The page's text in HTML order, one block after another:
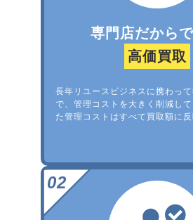
専門店だから
高価買取
長年リユースビジネスに携わっ
で、管理コストを大きく削減し
た管理コストはすべて買取額に反